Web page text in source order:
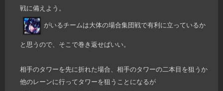
戦に備えよう。
がいるチームは大体の場合集団戦で有利に立っているか
と思うので、そこで巻き返せばいい。
相手のタワーを先に折れた場合、相手のタワーの二本目を狙うか
他のレーンに行ってタワーを狙うことになるが